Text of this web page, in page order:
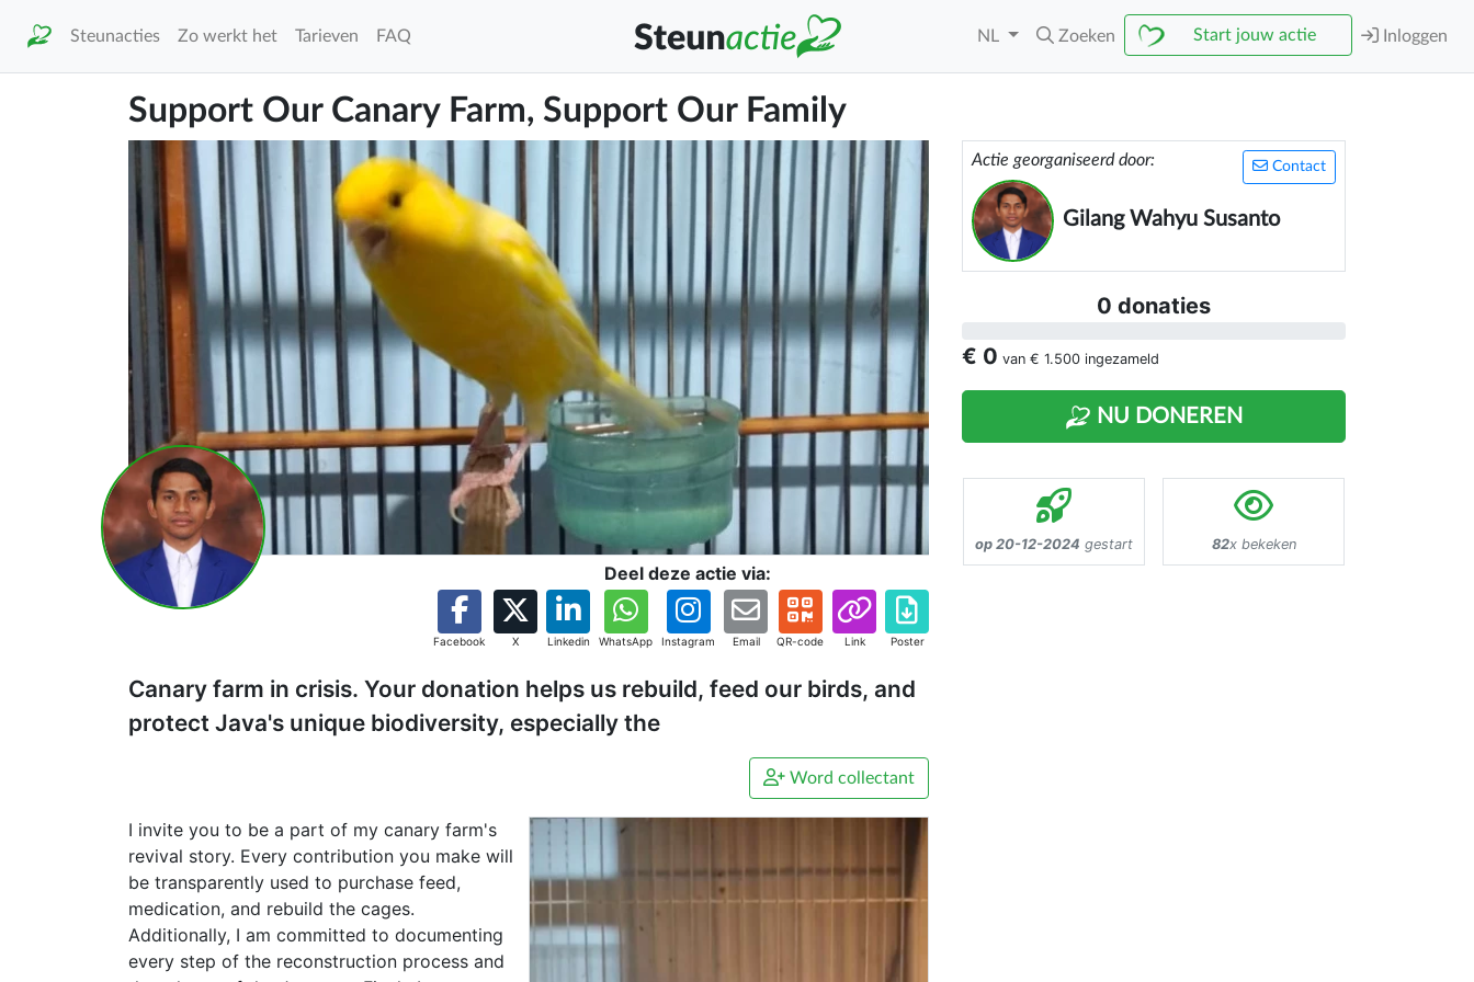
Steunacties Zo werkt het Tarieven FAQ NL Zoeken Start jouw actie Inloggen
Support Our Canary Farm, Support Our Family
Deel deze actie via:
Facebook X Linkedin WhatsApp Instagram Email QR-code Link Poster
Canary farm in crisis. Your donation helps us rebuild, feed our birds, and
protect Java's unique biodiversity, especially the
Word collectant
I invite you to be a part of my canary farm's
revival story. Every contribution you make will
be transparently used to purchase feed,
medication, and rebuild the cages.
Additionally, I am committed to documenting
every step of the reconstruction process and
Contact
Actie georganiseerd door:
Gilang Wahyu Susanto
0 donaties
€ 0 van € 1.500 ingezameld
NU DONEREN
op 20-12-2024 gestart 82x bekeken